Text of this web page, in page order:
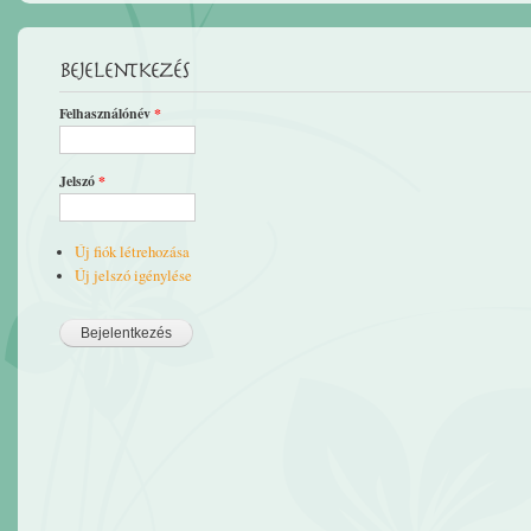
Bejelentkezés
Felhasználónév*
Jelszó*
Új fiók létrehozása
Új jelszó igénylése